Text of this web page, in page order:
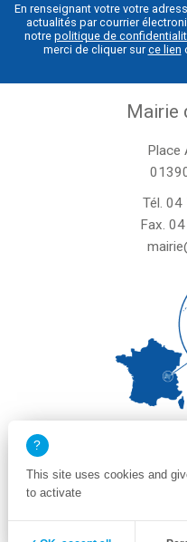
En renseignant votre votre
actualités par courrier
notre politique de
merci de cliquer surce lien
Mairie
Place
Tél. 04
Fax.
le vendredi de 8h30
un samedi matin
Zone membre
This site uses cookies and
to activate